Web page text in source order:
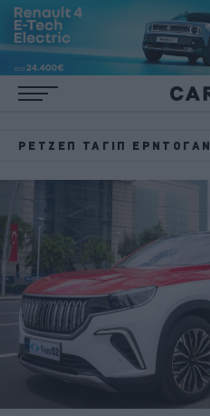
ΡΕΤΖΈΠ ΤΑΓΊΠ ΕΡΝΤΟΓΆΝ